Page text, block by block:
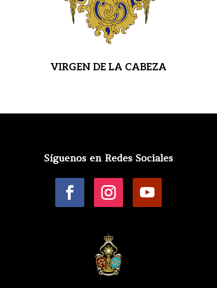
VIRGEN DE LA CABEZA
Síguenos en Redes Sociales